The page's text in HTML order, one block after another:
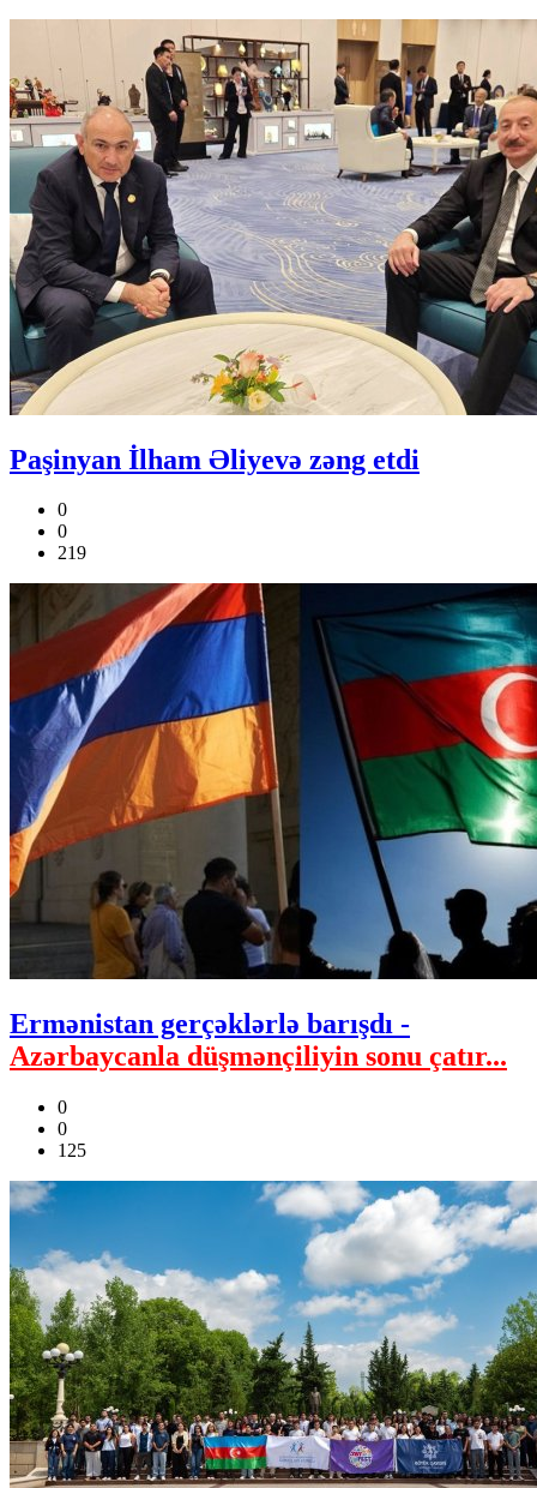
Paşinyan İlham Əliyevə zəng etdi
0
0
219
Ermənistan gerçəklərlə barışdı -
Azərbaycanla düşmənçiliyin sonu çatır...
0
0
125